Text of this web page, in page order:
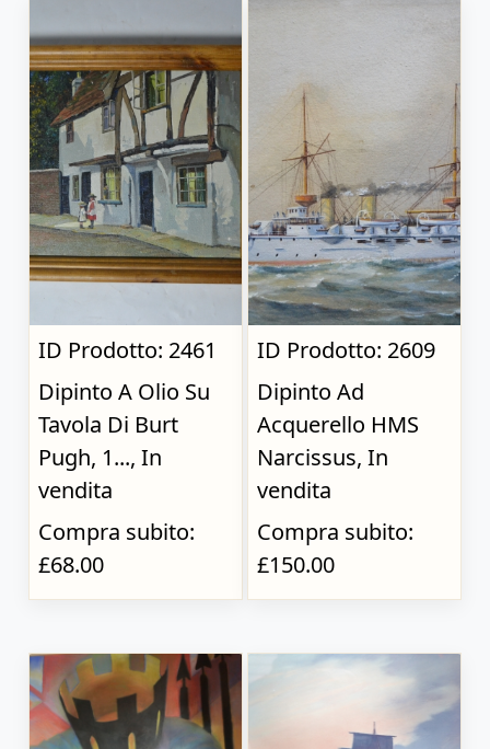
ID Prodotto: 2461
Dipinto A Olio Su
Tavola Di Burt
Pugh, 1..., In
vendita
Compra subito:
£68.00
ID Prodotto: 2609
Dipinto Ad
Acquerello HMS
Narcissus, In
vendita
Compra subito:
£150.00